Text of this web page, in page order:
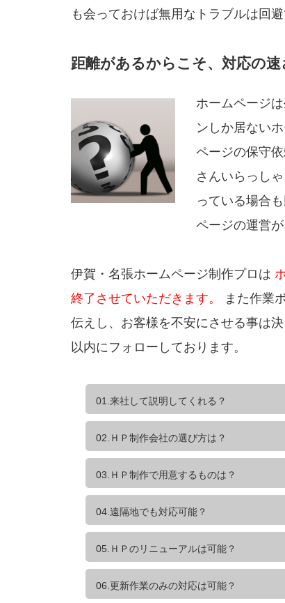
も会っておけば無用なトラブルは回
距離があるからこそ、対応の速
ホームページ
ンしか居ない
ページの保守
さんいらっし
っている場合
ページの運営
伊賀・名張ホームページ制作プロは
終了させていただきます。
また作業
伝えし、お客様を不安にさせる事は
以内にフォローしております。
01.来社して説明してくれる？
02.ＨＰ制作会社の選び方は？
03.ＨＰ制作で用意するものは？
04.遠隔地でも対応可能？
05.ＨＰのリニューアルは可能？
06.更新作業のみの対応は可能？